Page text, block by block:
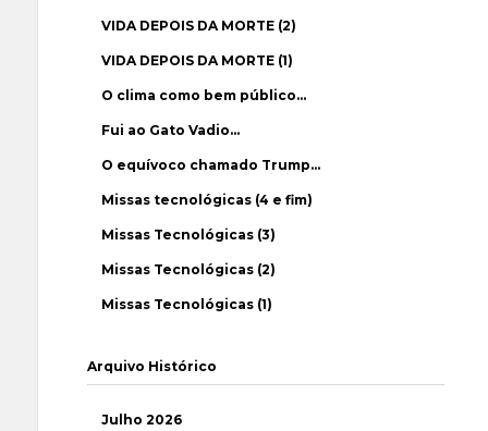
VIDA DEPOIS DA MORTE (2)
VIDA DEPOIS DA MORTE (1)
O clima como bem público…
Fui ao Gato Vadio…
O equívoco chamado Trump…
Missas tecnológicas (4 e fim)
Missas Tecnológicas (3)
Missas Tecnológicas (2)
Missas Tecnológicas (1)
Arquivo Histórico
Julho 2026